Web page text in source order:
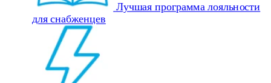
Лучшая программа лояльности
для снабженцев